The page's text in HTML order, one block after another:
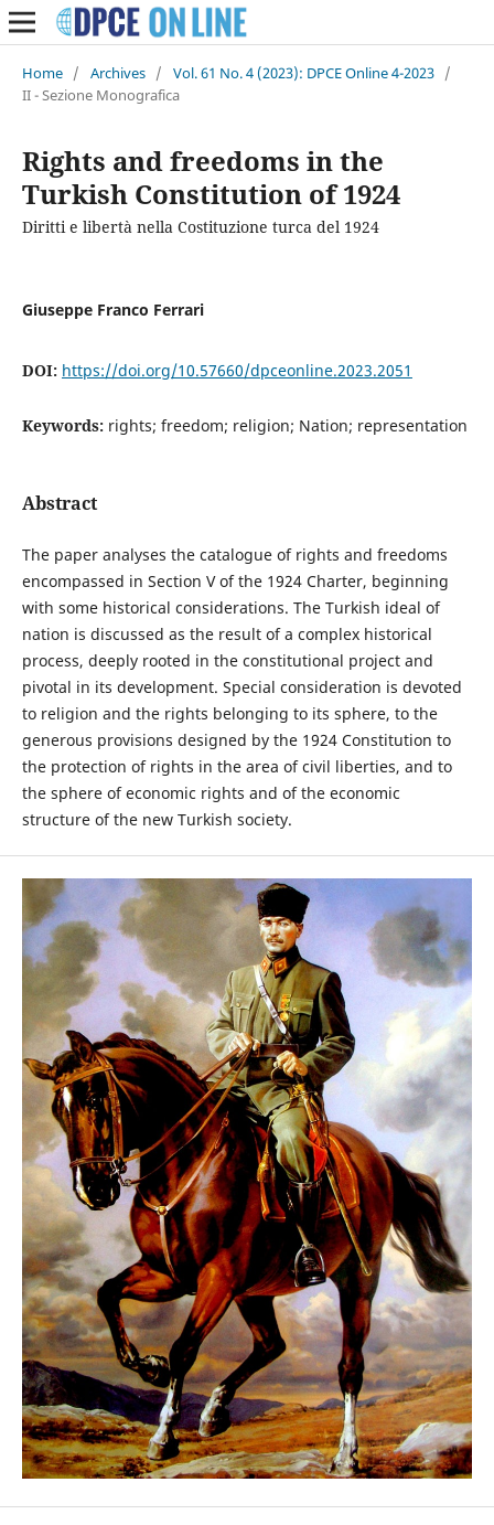
Home / Archives / Vol. 61 No. 4 (2023): DPCE Online 4-2023 /
II - Sezione Monografica
Rights and freedoms in the
Turkish Constitution of 1924
Diritti e libertà nella Costituzione turca del 1924
Giuseppe Franco Ferrari
DOI: https://doi.org/10.57660/dpceonline.2023.2051
Keywords: rights; freedom; religion; Nation; representation
Abstract
The paper analyses the catalogue of rights and freedoms
encompassed in Section V of the 1924 Charter, beginning
with some historical considerations. The Turkish ideal of
nation is discussed as the result of a complex historical
process, deeply rooted in the constitutional project and
pivotal in its development. Special consideration is devoted
to religion and the rights belonging to its sphere, to the
generous provisions designed by the 1924 Constitution to
the protection of rights in the area of civil liberties, and to
the sphere of economic rights and of the economic
structure of the new Turkish society.